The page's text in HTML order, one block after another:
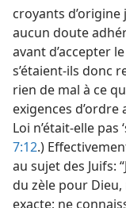
croyants
aucun doute
avant d’accepter
s’étaient-​ils donc
rien de mal à ce
exigences
Loi n’était-​elle pas
7:12.)
au sujet des Juifs:
du zèle pour
exacte; ne